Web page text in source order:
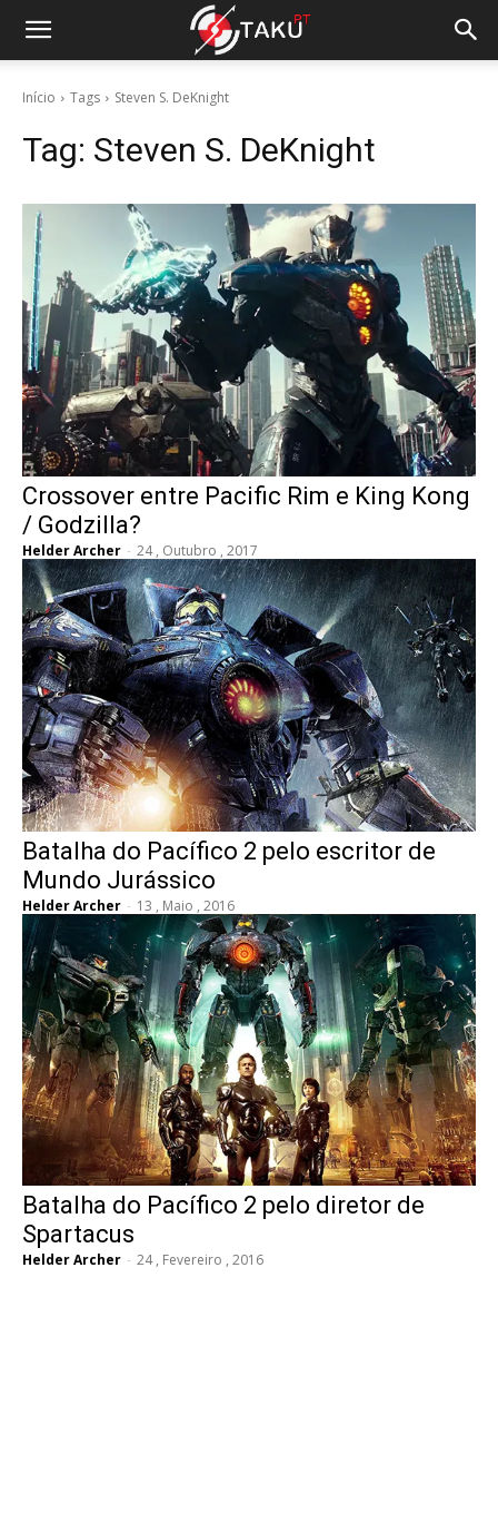
Início Tags Steven S. DeKnight
Tag: Steven S. DeKnight
Crossover entre Pacific Rim e King Kong
/ Godzilla?
Helder Archer - 24 , Outubro , 2017
Batalha do Pacífico 2 pelo escritor de
Mundo Jurássico
Helder Archer - 13 , Maio , 2016
Batalha do Pacífico 2 pelo diretor de
Spartacus
Helder Archer - 24 , Fevereiro , 2016